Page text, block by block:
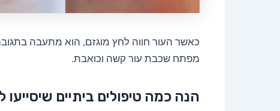
כאשר העור חווה לחץ מוגזם, הוא מתעבה
מפתח שכבת עור קשה וכואבת.
הנה כמה טיפולים ביתיים